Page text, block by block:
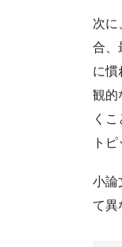
次に
合、
に慣
観的
く
ト
小論
て異